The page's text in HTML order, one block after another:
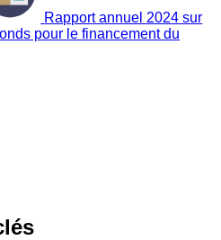
Rapport annuel 2024 sur
pour le financement du